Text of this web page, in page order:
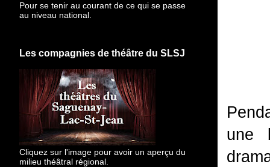
une
Pour se tenir au courant de ce qui se passe
au niveau national.
Les compagnies de théâtre du SLSJ
Cliquez sur l'image pour avoir un aperçu du
milieu théâtral régional.